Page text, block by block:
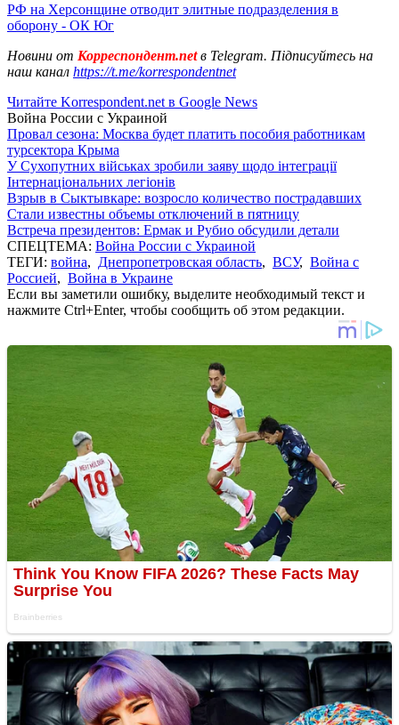
РФ на Херсонщине отводит элитные подразделения в
оборону - ОК Юг
Новини от Корреспондент.netв Telegram. Підписуйтесь на
наш канал https://t.me/korrespondentnet
Читайте Korrespondent.net в Google News
Война России с Украиной
Провал сезона: Москва будет платить пособия работникам
турсектора Крыма
У Сухопутних військах зробили заяву щодо інтеграції
Інтернаціональних легіонів
Взрыв в Сыктывкаре: возросло количество пострадавших
Стали известны объемы отключений в пятницу
Встреча президентов: Ермак и Рубио обсудили детали
СПЕЦТЕМА: Война России с Украиной
ТЕГИ: война, Днепропетровская область, ВСУ, Война с
Россией, Война в Украине
Если вы заметили ошибку, выделите необходимый текст и
нажмите Ctrl+Enter, чтобы сообщить об этом редакции.